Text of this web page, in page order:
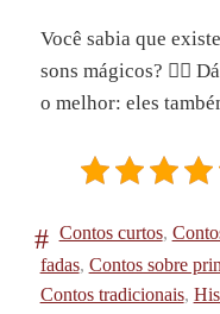
Você sabia que
sons mágicos? 🧚‍♀️
o melhor: eles
Contos curtos,
fadas, Contos sobre
Contos tradicionais,